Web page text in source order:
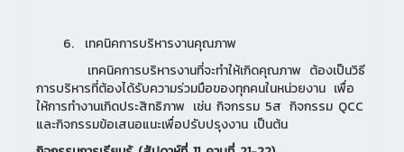
6. เทคนิคการบริหารงานคุณภาพ
เทคนิคการบริหารงานที่จะทำให้เกิดคุณภาพ ต้องเป็นวิธี
การบริหารที่ต้องได้รับความร่วมมือของทุกคนในหน่วยงาน เพื่อ
ให้การทำงานเกิดประสิทธิภาพ เช่น กิจกรรม 5ส กิจกรรม QCC
และกิจกรรมข้อเสนอแนะเพื่อปรับปรุงงาน เป็นต้น